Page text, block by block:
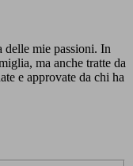
mie passioni. In
ma anche tratte da
e approvate da chi ha